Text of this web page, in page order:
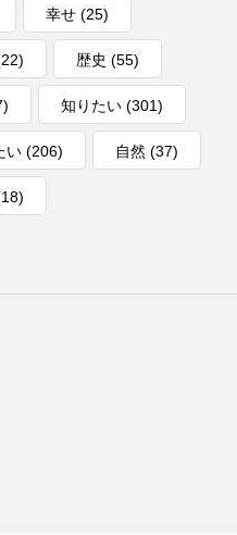
幸せ(25)
歴史 (55)
知りたい(301)
い(206) 自然 (37)